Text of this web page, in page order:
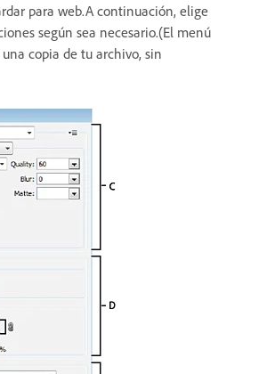
para web.A continuación, elige
según sea necesario.(El menú
copia de tu archivo, sin